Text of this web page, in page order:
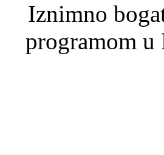
Iznimno
programom